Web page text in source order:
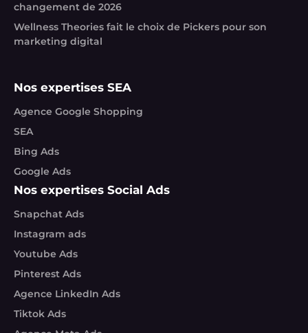
changement de 2026
Wellness Theories fait le choix de Pickers pour son
marketing digital
Nos expertises SEA
Agence Google Shopping
SEA
Bing Ads
Google Ads
Nos expertises Social Ads
Snapchat Ads
Instagram ads
Youtube Ads
Pinterest Ads
Agence LinkedIn Ads
Tiktok Ads